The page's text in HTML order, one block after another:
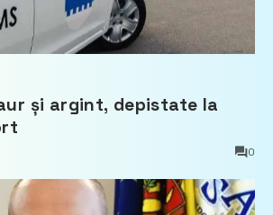
și argint, depistate la
0